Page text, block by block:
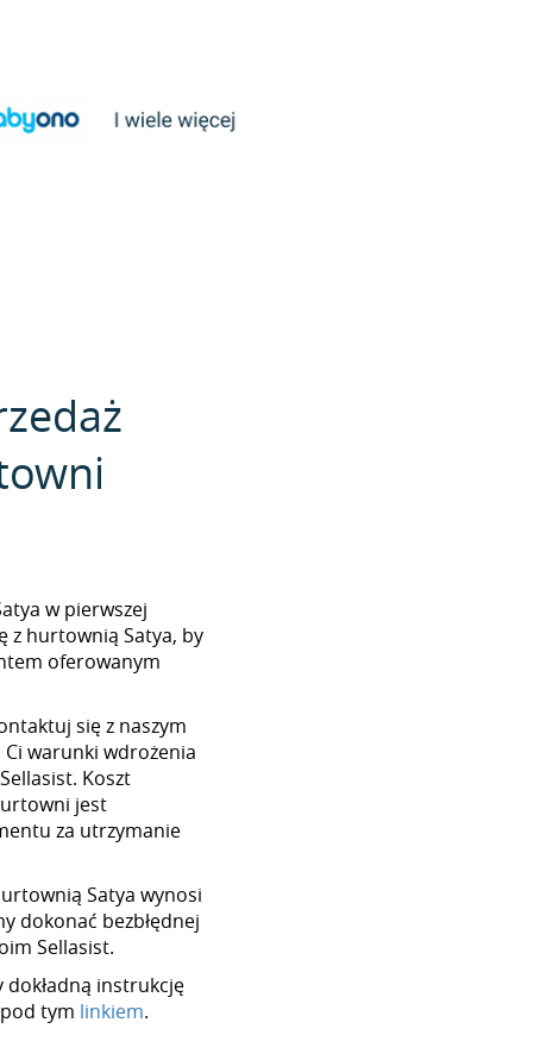
w pierwszej
z hurtownią Satya, by
oferowanym
się z naszym
warunki wdrożenia
Koszt
jest
za utrzymanie
Satya wynosi
dokonać bezbłędnej
Sellasist.
dokładną instrukcję
tym linkiem.